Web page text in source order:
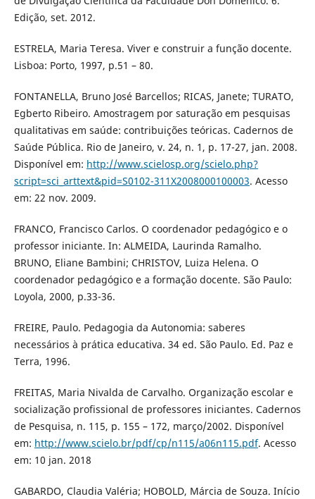
Edição, set. 2012.
ESTRELA, Maria Teresa. Viver e construir a função docente.
Lisboa: Porto, 1997, p.51 – 80.
FONTANELLA, Bruno José Barcellos; RICAS, Janete; TURATO,
Egberto Ribeiro. Amostragem por saturação em pesquisas
qualitativas em saúde: contribuições teóricas. Cadernos de
Saúde Pública. Rio de Janeiro, v. 24, n. 1, p. 17-27, jan. 2008.
Disponível em: http://www.scielosp.org/scielo.php?
script=sci_arttext&pid=S0102-311X2008000100003. Acesso
em: 22 nov. 2009.
FRANCO, Francisco Carlos. O coordenador pedagógico e o
professor iniciante. In: ALMEIDA, Laurinda Ramalho.
BRUNO, Eliane Bambini; CHRISTOV, Luiza Helena. O
coordenador pedagógico e a formação docente. São Paulo:
Loyola, 2000, p.33-36.
FREIRE, Paulo. Pedagogia da Autonomia: saberes
necessários à prática educativa. 34 ed. São Paulo. Ed. Paz e
Terra, 1996.
FREITAS, Maria Nivalda de Carvalho. Organização escolar e
socialização profissional de professores iniciantes. Cadernos
de Pesquisa, n. 115, p. 155 – 172, março/2002. Disponível
em: http://www.scielo.br/pdf/cp/n115/a06n115.pdf. Acesso
em: 10 jan. 2018
GABARDO, Claudia Valéria; HOBOLD, Márcia de Souza. Início